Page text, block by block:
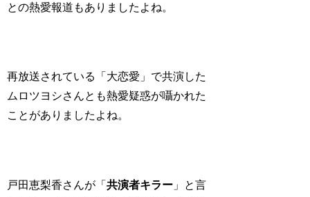
との熱愛報道もありましたよね。
再放送されている「大恋愛」で共演した
ムロツヨシさんとも熱愛疑惑が囁かれた
ことがありましたよね。
戸田恵梨香さんが「共演者キラー 」と言